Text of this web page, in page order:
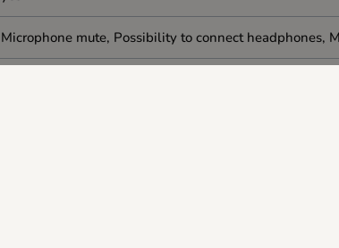
Microphone mute, Possibility to connect headphones,